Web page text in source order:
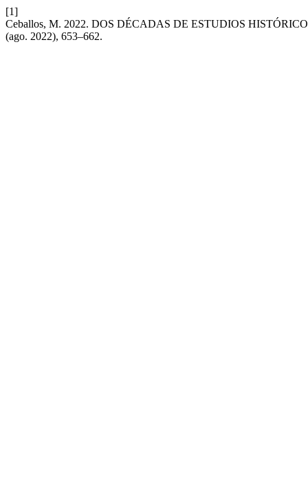
[1]
Ceballos, M. 2022. DOS DÉCADAS DE ESTUDIOS
(ago. 2022), 653–662.